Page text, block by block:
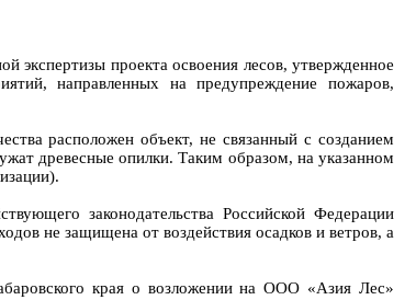
проекта освоения лесов, утвержденное
направленных на предупреждение пожаров,
расположен объект, не связанный с созданием
древесные опилки. Таким образом, на указанном
законодательства Российской Федерации
не защищена от воздействия осадков и ветров, а
края о возложении на ООО «Азия Лес»